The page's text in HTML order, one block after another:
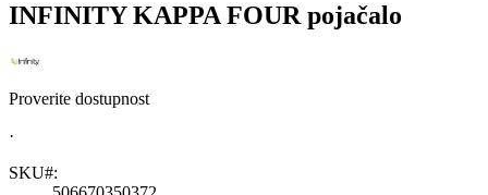
INFINITY KAPPA FOUR pojačalo
Proverite dostupnost
·
SKU#: